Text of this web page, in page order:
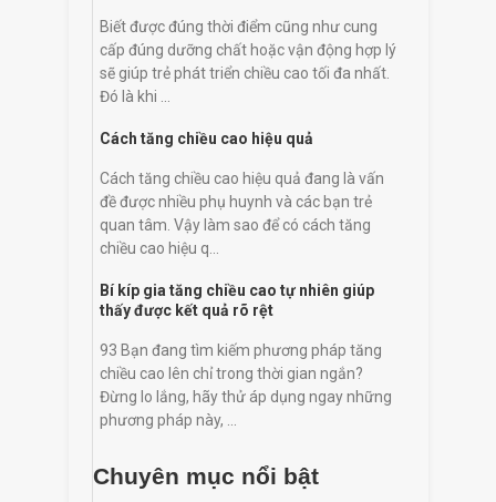
Biết được đúng thời điểm cũng như cung
cấp đúng dưỡng chất hoặc vận động hợp lý
sẽ giúp trẻ phát triển chiều cao tối đa nhất.
Đó là khi ...
Cách tăng chiều cao hiệu quả
Cách tăng chiều cao hiệu quả đang là vấn
đề được nhiều phụ huynh và các bạn trẻ
quan tâm. Vậy làm sao để có cách tăng
chiều cao hiệu q...
Bí kíp gia tăng chiều cao tự nhiên giúp
thấy được kết quả rõ rệt
93 Bạn đang tìm kiếm phương pháp tăng
chiều cao lên chỉ trong thời gian ngắn?
Đừng lo lắng, hãy thử áp dụng ngay những
phương pháp này, ...
Chuyên mục nổi bật